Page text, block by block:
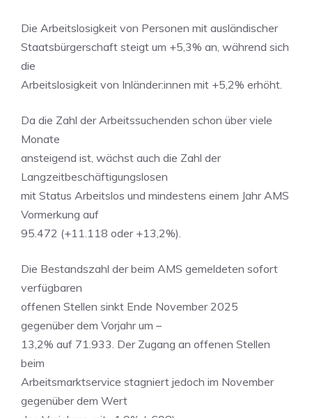
Die Arbeitslosigkeit von Personen mit ausländischer
Staatsbürgerschaft steigt um +5,3% an, während sich
die
Arbeitslosigkeit von Inländer:innen mit +5,2% erhöht.
Da die Zahl der Arbeitssuchenden schon über viele
Monate
ansteigend ist, wächst auch die Zahl der
Langzeitbeschäftigungslosen
mit Status Arbeitslos und mindestens einem Jahr AMS
Vormerkung auf
95.472 (+11.118 oder +13,2%).
Die Bestandszahl der beim AMS gemeldeten sofort
verfügbaren
offenen Stellen sinkt Ende November 2025
gegenüber dem Vorjahr um –
13,2% auf 71.933. Der Zugang an offenen Stellen
beim
Arbeitsmarktservice stagniert jedoch im November
gegenüber dem Wert